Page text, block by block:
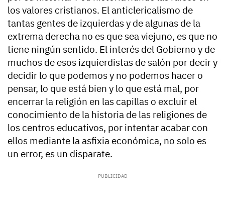
los valores cristianos. El anticlericalismo de
tantas gentes de izquierdas y de algunas de la
extrema derecha no es que sea viejuno, es que no
tiene ningún sentido. El interés del Gobierno y de
muchos de esos izquierdistas de salón por decir y
decidir lo que podemos y no podemos hacer o
pensar, lo que está bien y lo que está mal, por
encerrar la religión en las capillas o excluir el
conocimiento de la historia de las religiones de
los centros educativos, por intentar acabar con
ellos mediante la asfixia económica, no solo es
un error, es un disparate.